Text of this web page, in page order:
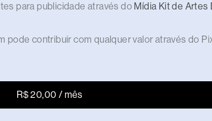
para publicidade através do Mídia Kit de Artes
pode contribuir com qualquer valor através do
R$ 20,00 / mês